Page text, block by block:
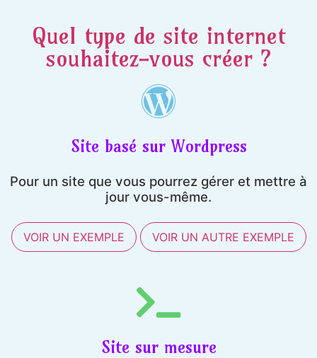
Quel type de site internet
souhaitez-vous créer ?
Site basé sur Wordpress
Pour un site que vous pourrez gérer et mettre à
jour vous-même.
VOIR UN EXEMPLE VOIR UN AUTRE EXEMPLE
Site sur mesure